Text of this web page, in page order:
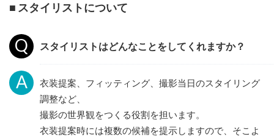
■ スタイリストについて
スタイリストはどんなことをしてくれますか？
衣装提案、フィッティング、撮影当日のスタイリング
調整など、
撮影の世界観をつくる役割を担います。
衣装提案時には複数の候補を提示しますので、そこよ